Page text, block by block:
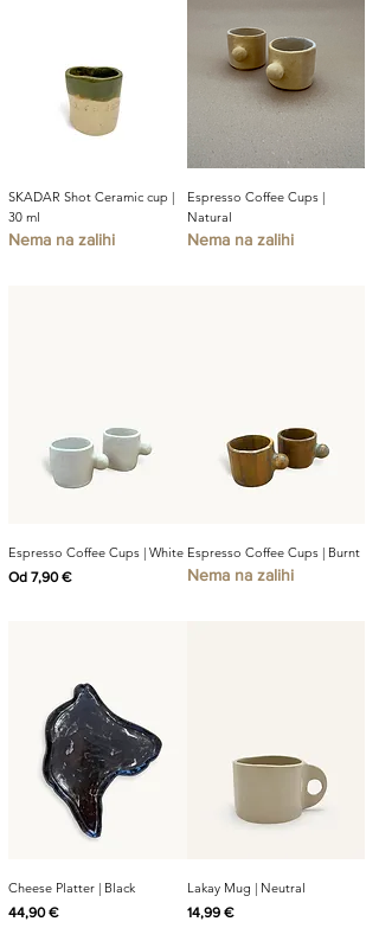
SKADAR Shot Ceramic cup |
30 ml
Nema na zalihi
Espresso Coffee Cups |
Natural
Nema na zalihi
Espresso Coffee Cups | White
Od 7,90 €
Cijena s popustom
Espresso Coffee Cups | Burnt
Nema na zalihi
Cheese Platter | Black
Cijena
44,90 €
Lakay Mug | Neutral
Cijena
14,99 €